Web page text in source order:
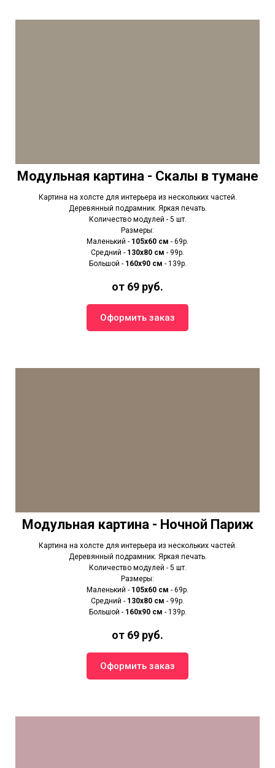
Модульная картина - Скалы в тумане
Картина на холсте для интерьера из нескольких частей.
Деревянный подрамник. Яркая печать.
Количество модулей - 5 шт.
Размеры:
Маленький - 105х60 см - 69р.
Средний - 130х80 см - 99р.
Большой - 160х90 см - 139р.
от 69 руб.
Оформить заказ
Модульная картина - Ночной Париж
Картина на холсте для интерьера из нескольких частей.
Деревянный подрамник. Яркая печать.
Количество модулей - 5 шт.
Размеры:
Маленький - 105х60 см - 69р.
Средний - 130х80 см - 99р.
Большой - 160х90 см - 139р.
от 69 руб.
Оформить заказ